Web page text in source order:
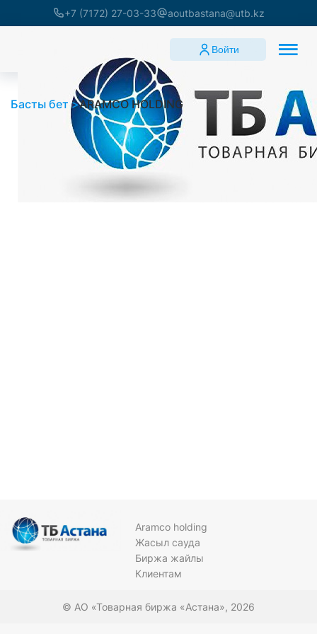
+7 (7172) 27-03-33 aoutbastana@utb.kz
Войти
Басты бет ARAMCO HOLDING
Aramco holding
Жасыл сауда
Биржа жайлы
Клиентам
© АО «Товарная биржа «Астана», 2026